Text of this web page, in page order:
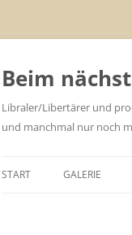
Zum
springen
Beim
Libraler/Libertärer und
und manchmal nur noch
START GALERIE